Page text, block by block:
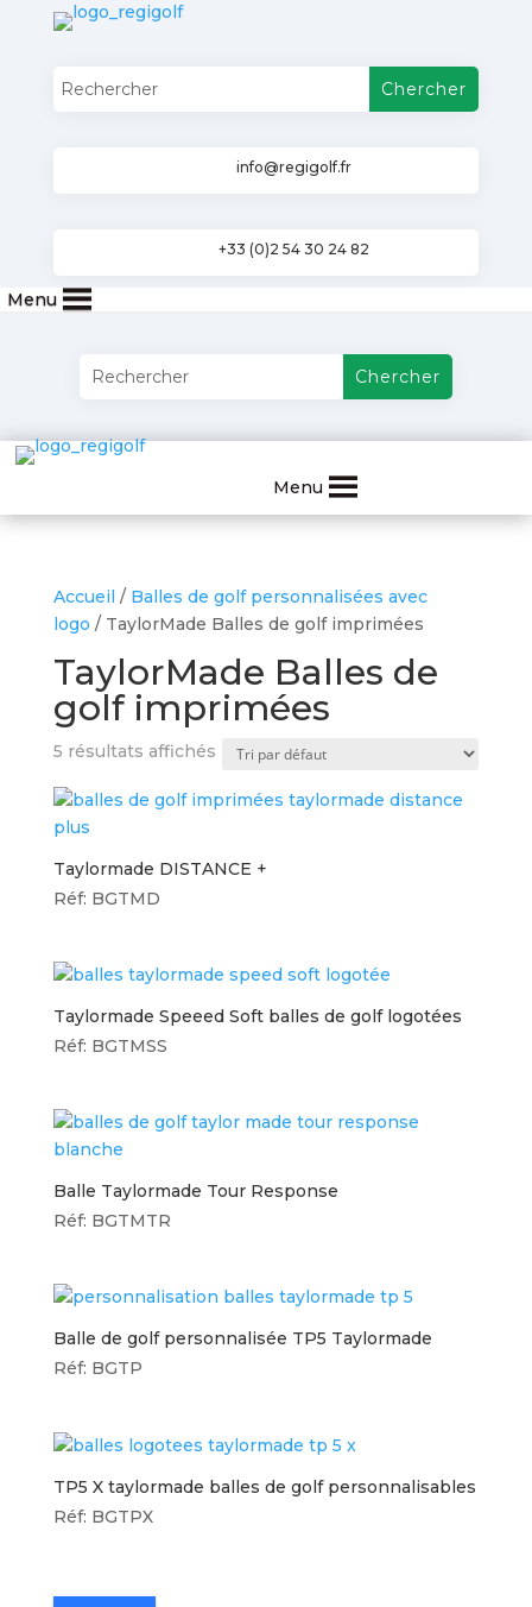
info@regigolf.fr
+33 (0)2 54 30 24 82
Menu
Menu
Accueil / Balles de golf personnalisées avec
logo / TaylorMade Balles de golf imprimées
TaylorMade Balles de
golf imprimées
5 résultats affichés
Taylormade DISTANCE +
Réf: BGTMD
Taylormade Speeed Soft balles de golf logotées
Réf: BGTMSS
Balle Taylormade Tour Response
Réf: BGTMTR
Balle de golf personnalisée TP5 Taylormade
Réf: BGTP
TP5 X taylormade balles de golf personnalisables
Réf: BGTPX